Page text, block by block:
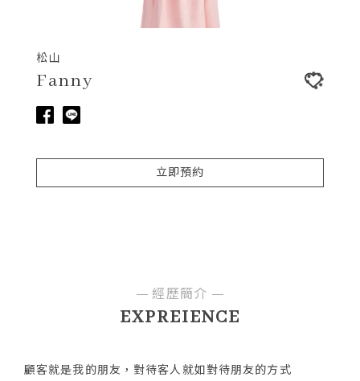
松山
Fanny
立即預約
EXPREIENCE
經歷簡介
顧客就是我的朋友，對待客人就如對待朋友的方式